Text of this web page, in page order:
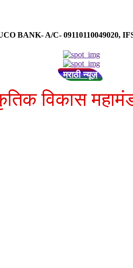
BANK- A/C- 09110110049020,
मराठी न्यूज़
विकास